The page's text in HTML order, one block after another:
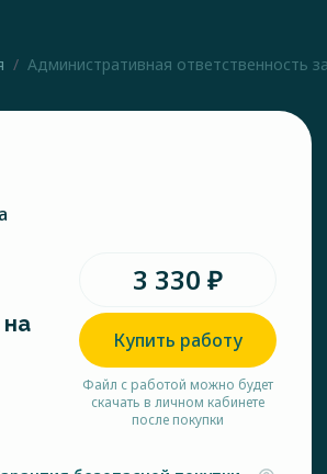
Административная ответственность
3 330 ₽
Купить работу
Файл с работой можно будет
скачать в личном кабинете
после покупки